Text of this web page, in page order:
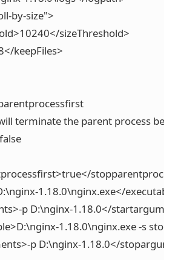
by-size">
sizeThreshold>
keepFiles>
will terminate the parent process
1.18.0\nginx.exe</
p D:\nginx-1.18.0</
1.18.0\nginx.exe -s